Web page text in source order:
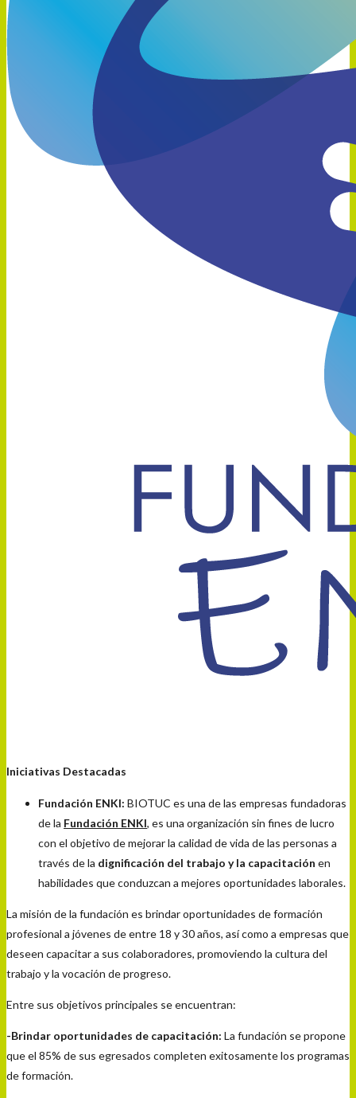
Iniciativas Destacadas
Fundación ENKI: BIOTUC es una de las empresas fundadoras
de la Fundación ENKI, es una organización sin fines de lucro
con el objetivo de mejorar la calidad de vida de las personas a
través de la dignificación del trabajo y la capacitación en
habilidades que conduzcan a mejores oportunidades laborales.
La misión de la fundación es brindar oportunidades de formación
profesional a jóvenes de entre 18 y 30 años, así como a empresas que
deseen capacitar a sus colaboradores, promoviendo la cultura del
trabajo y la vocación de progreso.
Entre sus objetivos principales se encuentran:
-Brindar oportunidades de capacitación: La fundación se propone
que el 85% de sus egresados completen exitosamente los programas
de formación.